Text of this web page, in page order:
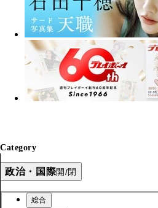
Category
政治・国際開/閉
総合